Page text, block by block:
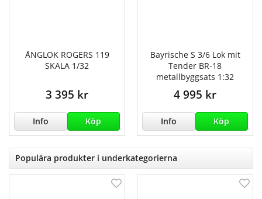
ÅNGLOK ROGERS 119
SKALA 1/32
3 395 kr
Info Köp
Bayrische S 3/6 Lok mit
Tender BR-18
metallbyggsats 1:32
4 995 kr
Info Köp
Populära produkter i underkategorierna